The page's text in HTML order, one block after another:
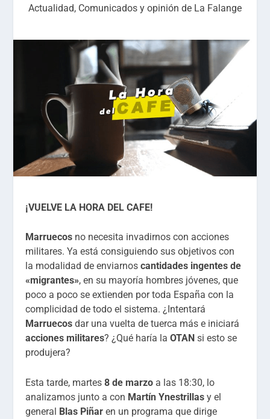
Actualidad, Comunicados y opinión de La Falange
¡VUELVE LA HORA DEL CAFE!
Marruecos no necesita invadirnos con acciones
militares. Ya está consiguiendo sus objetivos con
la modalidad de enviarnoscantidades ingentes de
«migrantes», en su mayoría hombres jóvenes, que
poco a poco se extienden por toda España con la
complicidad de todo el sistema. ¿Intentará
Marruecos dar una vuelta de tuerca más e iniciará
acciones militares? ¿Qué haría laOTAN si esto se
produjera?
Esta tarde, martes8 de marzo a las 18:30, lo
analizamos junto a con Martín Ynestrillas y el
general Blas Piñaren un programa que dirige